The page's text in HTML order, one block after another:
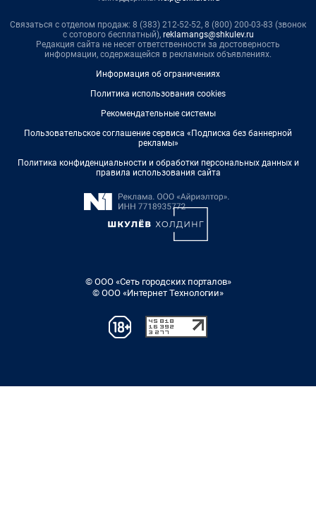
Связаться с отделом продаж: 8 (383) 212-52-52, 8 (800) 200-03-83 (звонок
с сотового бесплатный), reklamangs@shkulev.ru
Редакция сайта не несет ответственности за достоверность
информации, содержащейся в рекламных объявлениях.
Информация об ограничениях
Политика использования cookies
Рекомендательные системы
Пользовательское соглашение сервиса «Подписка без баннерной
рекламы»
Политика конфиденциальности и обработки персональных данных и
правила использования сайта
© ООО «Сеть городских порталов»
© ООО «Интернет Технологии»